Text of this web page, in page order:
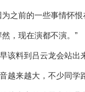
为之前的一些事情怀
，现在演都不演。”
该料到吕云龙会站出
越来越大，不少同学